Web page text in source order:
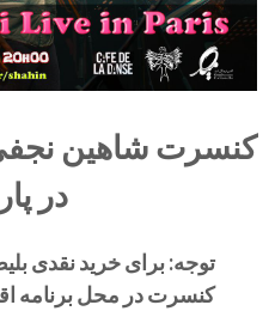
در
کنسرت در محل برنامه